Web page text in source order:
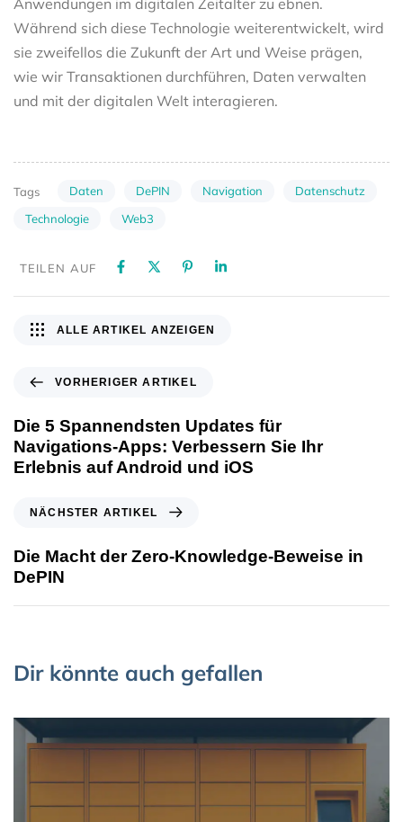
Während sich diese Technologie weiterentwickelt, wird
sie zweifellos die Zukunft der Art und Weise prägen,
wie wir Transaktionen durchführen, Daten verwalten
und mit der digitalen Welt interagieren.
Tags Daten DePIN Navigation
Datenschutz
Technologie
Web3
TEILEN AUF
VORHERIGER ARTIKEL
Die 5 Spannendsten Updates für
Navigations-Apps: Verbessern Sie Ihr
Erlebnis auf Android und iOS
ALLE ARTIKEL ANZEIGEN
NÄCHSTER ARTIKEL
Die Macht der Zero-Knowledge-Beweise in
DePIN
Dir könnte auch gefallen